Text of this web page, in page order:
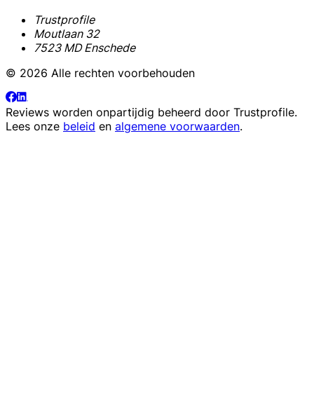
Trustprofile
Moutlaan 32
7523 MD Enschede
© 2026 Alle rechten voorbehouden
Reviews worden onpartijdig beheerd door Trustprofile.
Lees onze beleid en algemene voorwaarden.